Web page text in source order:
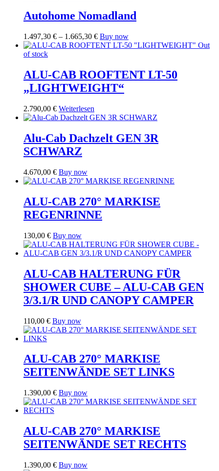
Autohome Nomadland
1.497,30 € – 1.665,30 €Preisspanne:
1.497,30 €
Buy nowDieses
Produkt
Varianten
auf.
auf
der
Produktseite
gewählt
Out
of stock
ALU-CAB ROOFTENT LT-50
„LIGHTWEIGHT“
2.790,00 € Weiterlesen
Alu-Cab Dachzelt GEN 3R
SCHWARZ
4.670,00 € Buy now
ALU-CAB 270° MARKISE
REGENRINNE
130,00 € Buy now
ALU-CAB HALTERUNG FÜR
SHOWER CUBE – ALU-CAB GEN
3/3.1/R UND CANOPY CAMPER
110,00 € Buy now
ALU-CAB 270° MARKISE
SEITENWÄNDE SET LINKS
1.390,00 € Buy now
ALU-CAB 270° MARKISE
SEITENWÄNDE SET RECHTS
1.390,00 € Buy now